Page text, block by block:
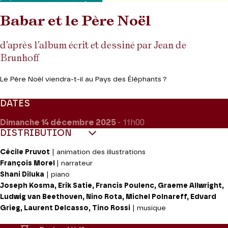
Babar et le Père Noël
d’après l’album écrit et dessiné par Jean de
Brunhoff
Le Père Noël viendra-t-il au Pays des Éléphants ?
DATES
Dimanche 14 décembre 2025 - 11h00
DISTRIBUTION
Cécile Pruvot | animation des illustrations
François Morel
| narrateur
Shani Diluka | piano
Joseph Kosma, Erik Satie, Francis Poulenc, Graeme Allwright,
Ludwig van Beethoven, Nino Rota, Michel Polnareff, Edvard
Grieg, Laurent Delcasso, Tino Rossi | musique